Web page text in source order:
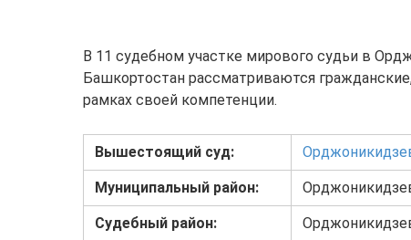
В 11 судебном участке мирового судьи в
Башкортостан рассматриваются
рамках своей компетенции.
Вышестоящий суд:
Муниципальный район:
Судебный район: